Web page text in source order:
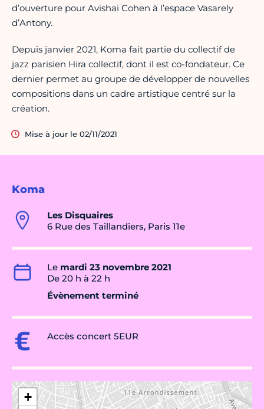
Koma
Les Disquaires
6 Rue des Taillandiers, Paris 11e
Le mardi 23 novembre 2021
De 20 h à 22 h
Évènement terminé
Accès concert 5EUR
+
d’ouverture pour Avishai Cohen à l’espace Vasarely
d’Antony.
Depuis janvier 2021, Koma fait partie du collectif de
jazz parisien Hira collectif, dont il est co-fondateur. Ce
dernier permet au groupe de développer de nouvelles
compositions dans un cadre artistique centré sur la
création.
Mise à jour le 02/11/2021